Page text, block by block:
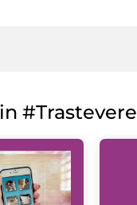
#Trastevere